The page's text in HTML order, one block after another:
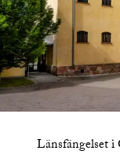
Länsfängelset i